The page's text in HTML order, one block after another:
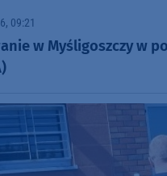
09:21
w Myśligoszczy w